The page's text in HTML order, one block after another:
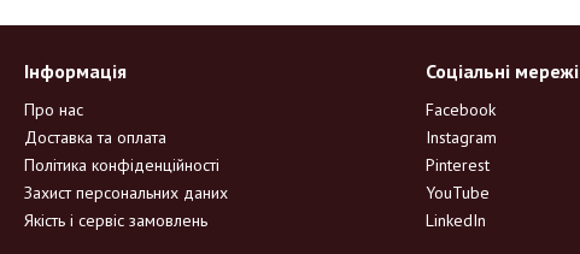
Інформація
Про нас
Доставка та оплата
Політика конфіденційності
Захист персональних даних
Якість і сервіс замовлень
Соціальні мережі
Facebook
Instagram
Pinterest
YouTube
LinkedIn